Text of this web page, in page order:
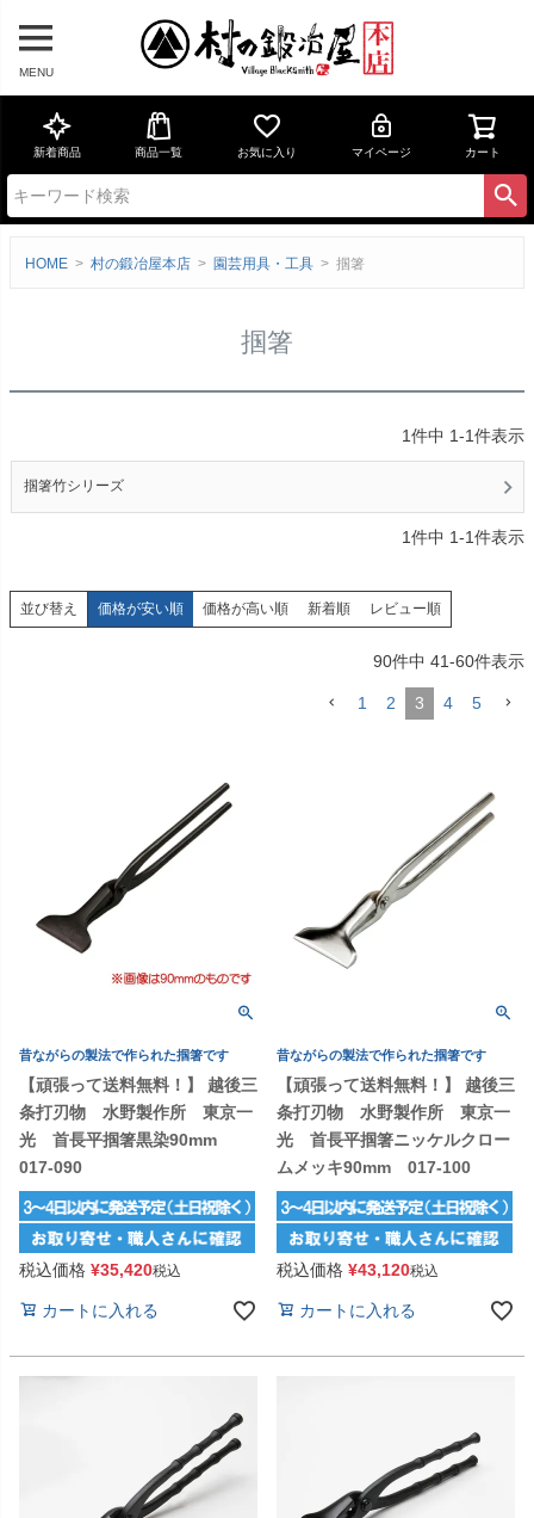
MENU
新着商品 商品一覧 お気に入り マイページ カート
HOME 村の鍛冶屋本店 園芸用具・工具 掴箸
掴箸
1件中 1-1件表示
掴箸竹シリーズ
1件中 1-1件表示
並び替え 価格が安い順 価格が高い順 新着順 レビュー順
90件中 41-60件表示
1 2 3 4 5
昔ながらの製法で作られた掴箸です
【頑張って送料無料！】 越後三
条打刃物 水野製作所 東京一
光 首長平掴箸黒染90mm
017-090
税込価格 ¥35,420税込
カートに入れる
昔ながらの製法で作られた掴箸です
【頑張って送料無料！】 越後三
条打刃物 水野製作所 東京一
光 首長平掴箸ニッケルクロー
ムメッキ90mm 017-100
税込価格 ¥43,120税込
カートに入れる